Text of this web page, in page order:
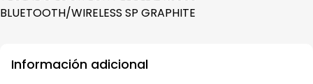
BLUETOOTH/WIRELESS SP GRAPHITE
Información adicional